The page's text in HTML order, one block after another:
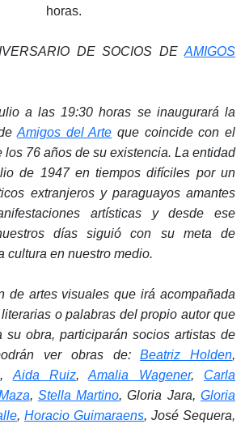
horas.
DE SOCIOS DE AMIGOS
a las 19:30 horas se inaugurará la
Amigos del Arte que coincide con el
los 76 años de su existencia. La entidad
de 1947 en tiempos difíciles por un
extranjeros y paraguayos amantes
artísticas y desde ese
días siguió con su meta de
cultura en nuestro medio.
de artes visuales que irá acompañada
o palabras del propio autor que
su obra, participarán socios artistas de
ver obras de:Beatriz Holden,
, Aida Ruiz,Amalia Wagener, Carla
, Stella Martino, Gloria Jara,Gloria
, Horacio Guimaraens, José Sequera,